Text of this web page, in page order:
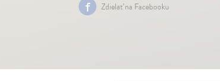
Zdielať na Facebooku